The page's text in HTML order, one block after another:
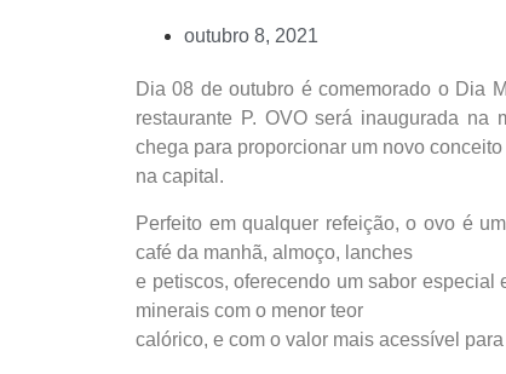
outubro 8, 2021
Dia 08 de outubro é comemorado o Dia
restaurante P. OVO será inaugurada na
chega para proporcionar um novo
na capital.
Perfeito em qualquer refeição, o ovo é
café da manhã, almoço, lanches
e petiscos, oferecendo um sabor
minerais com o menor teor
calórico, e com o valor mais acessível